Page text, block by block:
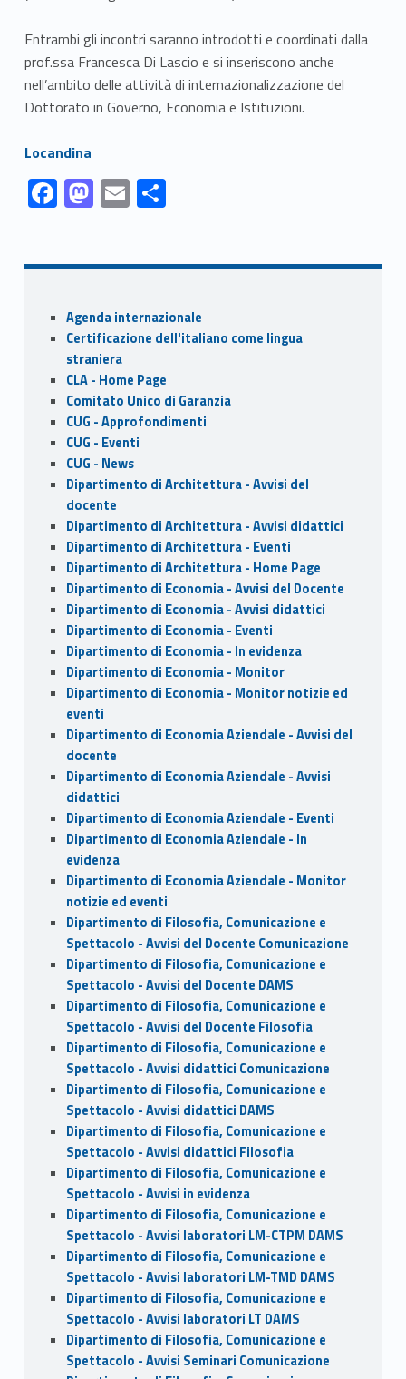
Entrambi gli incontri saranno introdotti e coordinati dalla
prof.ssa Francesca Di Lascio e si inseriscono anche
nell’ambito delle attività di internazionalizzazione del
Dottorato in Governo, Economia e Istituzioni.
Link identifier #identifier__70204-1Locandina
Link identifier #identifier__197340-1
F
ac
b
o
o
k
Link identifier #identifier__21313-2 M
as
d
o
n
Link identifier #identifier__164299-3 E
m
l
Link identifier #identifier__49658-4 S
e
Sidebar
Agenda internazionale
Certificazione dell'italiano come lingua
straniera
CLA - Home Page
Comitato Unico di Garanzia
CUG - Approfondimenti
CUG - Eventi
CUG - News
Dipartimento di Architettura - Avvisi del
docente
Dipartimento di Architettura - Avvisi didattici
Dipartimento di Architettura - Eventi
Dipartimento di Architettura - Home Page
Dipartimento di Economia - Avvisi del Docente
Dipartimento di Economia - Avvisi didattici
Dipartimento di Economia - Eventi
Dipartimento di Economia - In evidenza
Dipartimento di Economia - Monitor
Dipartimento di Economia - Monitor notizie ed
eventi
Dipartimento di Economia Aziendale - Avvisi del
docente
Dipartimento di Economia Aziendale - Avvisi
didattici
Dipartimento di Economia Aziendale - Eventi
Dipartimento di Economia Aziendale - In
evidenza
Dipartimento di Economia Aziendale - Monitor
notizie ed eventi
Dipartimento di Filosofia, Comunicazione e
Spettacolo - Avvisi del Docente Comunicazione
Dipartimento di Filosofia, Comunicazione e
Spettacolo - Avvisi del Docente DAMS
Dipartimento di Filosofia, Comunicazione e
Spettacolo - Avvisi del Docente Filosofia
Dipartimento di Filosofia, Comunicazione e
Spettacolo - Avvisi didattici Comunicazione
Dipartimento di Filosofia, Comunicazione e
Spettacolo - Avvisi didattici DAMS
Dipartimento di Filosofia, Comunicazione e
Spettacolo - Avvisi didattici Filosofia
Dipartimento di Filosofia, Comunicazione e
Spettacolo - Avvisi in evidenza
Dipartimento di Filosofia, Comunicazione e
Spettacolo - Avvisi laboratori LM-CTPM DAMS
Dipartimento di Filosofia, Comunicazione e
Spettacolo - Avvisi laboratori LM-TMD DAMS
Dipartimento di Filosofia, Comunicazione e
Spettacolo - Avvisi laboratori LT DAMS
Dipartimento di Filosofia, Comunicazione e
Spettacolo - Avvisi Seminari Comunicazione